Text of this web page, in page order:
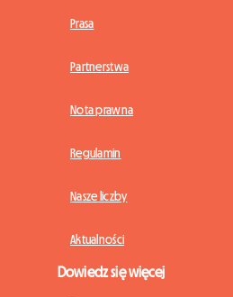
Prasa
Partnerstwa
Nota prawna
Regulamin
Nasze liczby
Aktualności
Dowiedz się więcej